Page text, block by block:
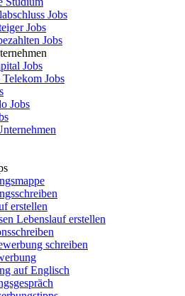
Jobs
Jobs
Jobs
Jobs
Jobs
Jobs
erstellen
Lebenslauf erstellen
schreiben
auf Englisch